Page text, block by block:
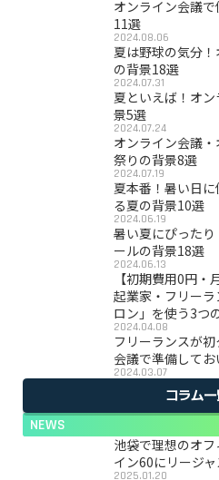
オンライン会議
11選
2024.08.06
夏は野球の気分
の背景18選
2024.07.31
夏といえば！オ
景5選
2024.07.24
オンライン会議
祭りの背景8選
2024.07.19
夏本番！暑い日
る夏の背景10選
2024.06.19
暑い夏にぴった
ールの背景18選
2024.06.13
【初期費用0円
起業家・フリー
ロン」を使う3つ
2024.04.08
フリーランスが
会議で準備して
2024.03.07
コラム
NEWS
池袋で理想のオ
イン60にリージ
2025.01.20